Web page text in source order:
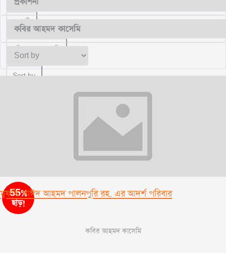
প্রকাশনী
কবির আহমদ কাসেমি
Sort by
55%
ছাড়!
মুফতি সাঈদ আহমদ পালনপুরি রহ. এর আদর্শ পরিবার
কবির আহমদ কাসেমি